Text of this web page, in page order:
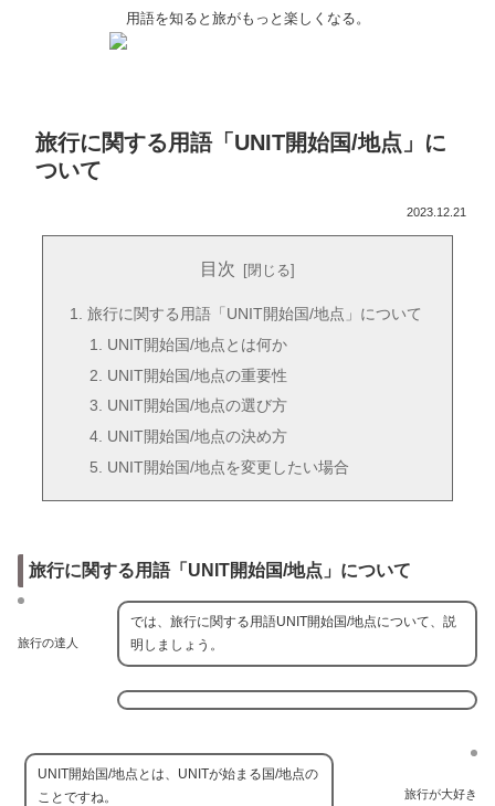
用語を知ると旅がもっと楽しくなる。
旅行に関する用語「UNIT開始国/地点」に
ついて
2023.12.21
目次
旅行に関する用語「UNIT開始国/地点」について
UNIT開始国/地点とは何か
UNIT開始国/地点の重要性
UNIT開始国/地点の選び方
UNIT開始国/地点の決め方
UNIT開始国/地点を変更したい場合
旅行に関する用語「UNIT開始国/地点」について
旅行の達人
では、旅行に関する用語UNIT開始国/地点について、説
明しましょう。
旅行が大好き
UNIT開始国/地点とは、UNITが始まる国/地点の
ことですね。